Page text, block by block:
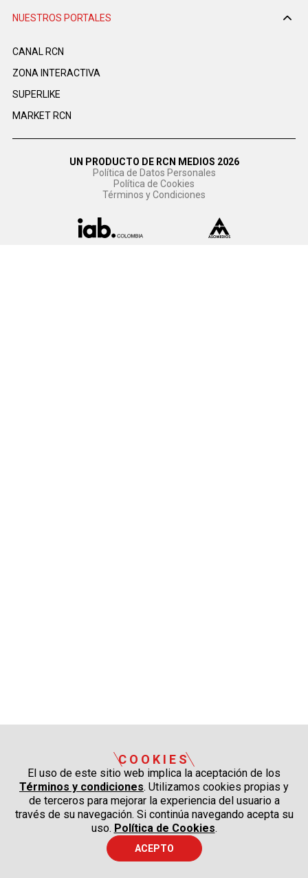
NUESTROS PORTALES
CANAL RCN
ZONA INTERACTIVA
SUPERLIKE
MARKET RCN
UN PRODUCTO DE RCN MEDIOS 2026
Política de Datos Personales
Política de Cookies
Términos y Condiciones
COOKIES
El uso de este sitio web implica la aceptación de los
Términos y condiciones. Utilizamos cookies propias y
de terceros para mejorar la experiencia del usuario a
través de su navegación. Si continúa navegando acepta su
uso. Política de Cookies.
ACEPTO